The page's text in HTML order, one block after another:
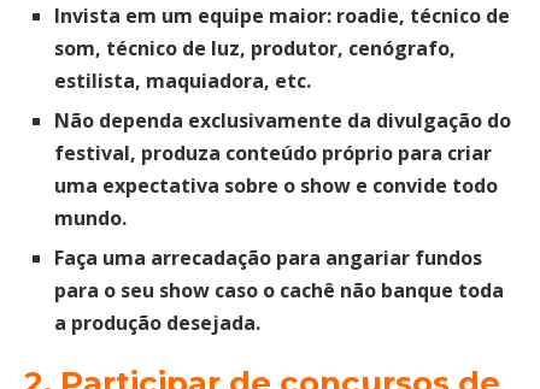
Invista em um equipe maior: roadie, técnico de
som, técnico de luz, produtor, cenógrafo,
estilista, maquiadora, etc.
Não dependa exclusivamente da divulgação do
festival, produza conteúdo próprio para criar
uma expectativa sobre o show e convide todo
mundo.
Faça uma arrecadação para angariar fundos
para o seu show caso o cachê não banque toda
a produção desejada.